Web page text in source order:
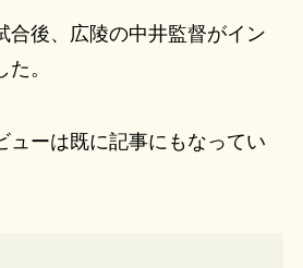
合後、広陵の中井監督がイン
。
ューは既に記事にもなってい